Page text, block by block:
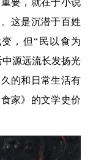
要，就在于小说
这是沉潜于百姓
，但“民以食为
源远流长发扬光
的和日常生活有
家》的文学史价